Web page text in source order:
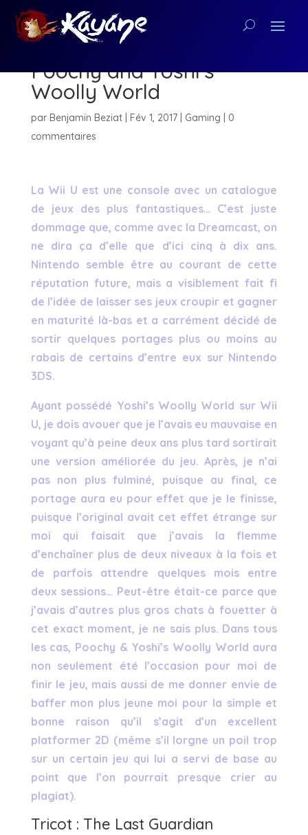
[Critique Nintendo 3DS]
Poochy and Yoshi’s
Woolly World
par Benjamin Beziat| Fév 1, 2017| Gaming
0
commentaires
La Wii U est une console avec un catalogue
de jeux des plus fantastiques… C’est juste
dommage que, comme avec la Dreamcast, on
ne dira ça d’elle que d’ici cinq à dix ans.
Nintendo semble être au courant de cette
réputation future, mais a visiblement fait fi
de l’idée de laisser ses jeux croupir et gagner
en maturité là-bas et a carrément décidé de
sortir quelques portages plus ou moins au
rabais de certains d’entre eux sur Nintendo
3DS.
Ayant possédé Yoshi’s Woolly World sur Wii
U, je dois avouer que je l’avais eu mauvaise en
voyant qu’à peine deux ans plus tard sortirait
une version améliorée du jeu. Après, je n’ai
pas non plus fulminé, puisque au final, ce
portage aura eu pour effet que je le finisse,
puisque l’original avait cet effet étrange sur
moi qui faisait que j’avais la flemme
d’enchaîner plus de deux niveaux à la fois et
de parfois attendre quelques mois entre
deux sessions… Peut-être était-ce parce que
j’avais d’autres plus gros chats à fouetter à
cet exact moment, je ne sais plus. Dans tous
les cas, Poochy & Yoshi’s Woolly World aura
non seulement été l’occasion pour moi de
finir le jeu, mais aussi de me donner envie de
baffer mon plus jeune moi pour la simple et
bonne raison qu’il s’agit d’un excellent
platformer 2D (même s’il lorgne un poil trop
sur un certain jeu qui lui a servi de base au
point que l’on pourrait presque crier au
plagiat).
Tricot : The Last Guardian